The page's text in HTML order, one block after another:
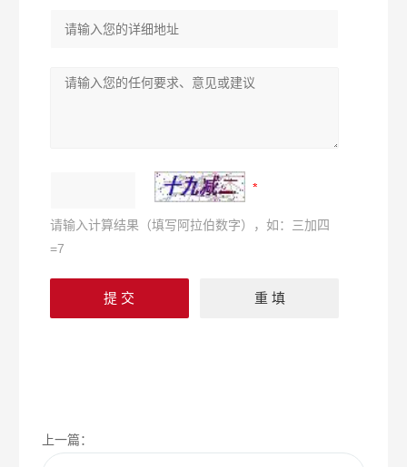
请输入计算结果（填写阿拉伯数字），如：三加四
=7
上一篇：